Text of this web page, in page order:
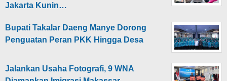
Jakarta Kunin…
Bupati Takalar Daeng Manye Dorong
Penguatan Peran PKK Hingga Desa
Jalankan Usaha Fotografi, 9 WNA